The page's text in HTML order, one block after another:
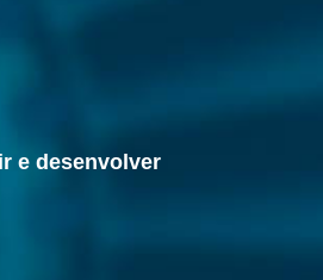
e desenvolver